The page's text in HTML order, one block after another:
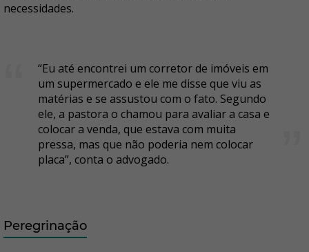
necessidades.
“Eu até encontrei um corretor de imóveis em
um supermercado e ele me disse que viu as
matérias e se assustou com o fato. Segundo
ele, a pastora o chamou para avaliar a casa e
colocar a venda, que estava com muita
pressa, mas que não poderia nem colocar
placa”, conta o advogado.
Peregrinação